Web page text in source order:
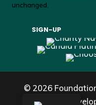
unchanged.
© 2026
Reserved.